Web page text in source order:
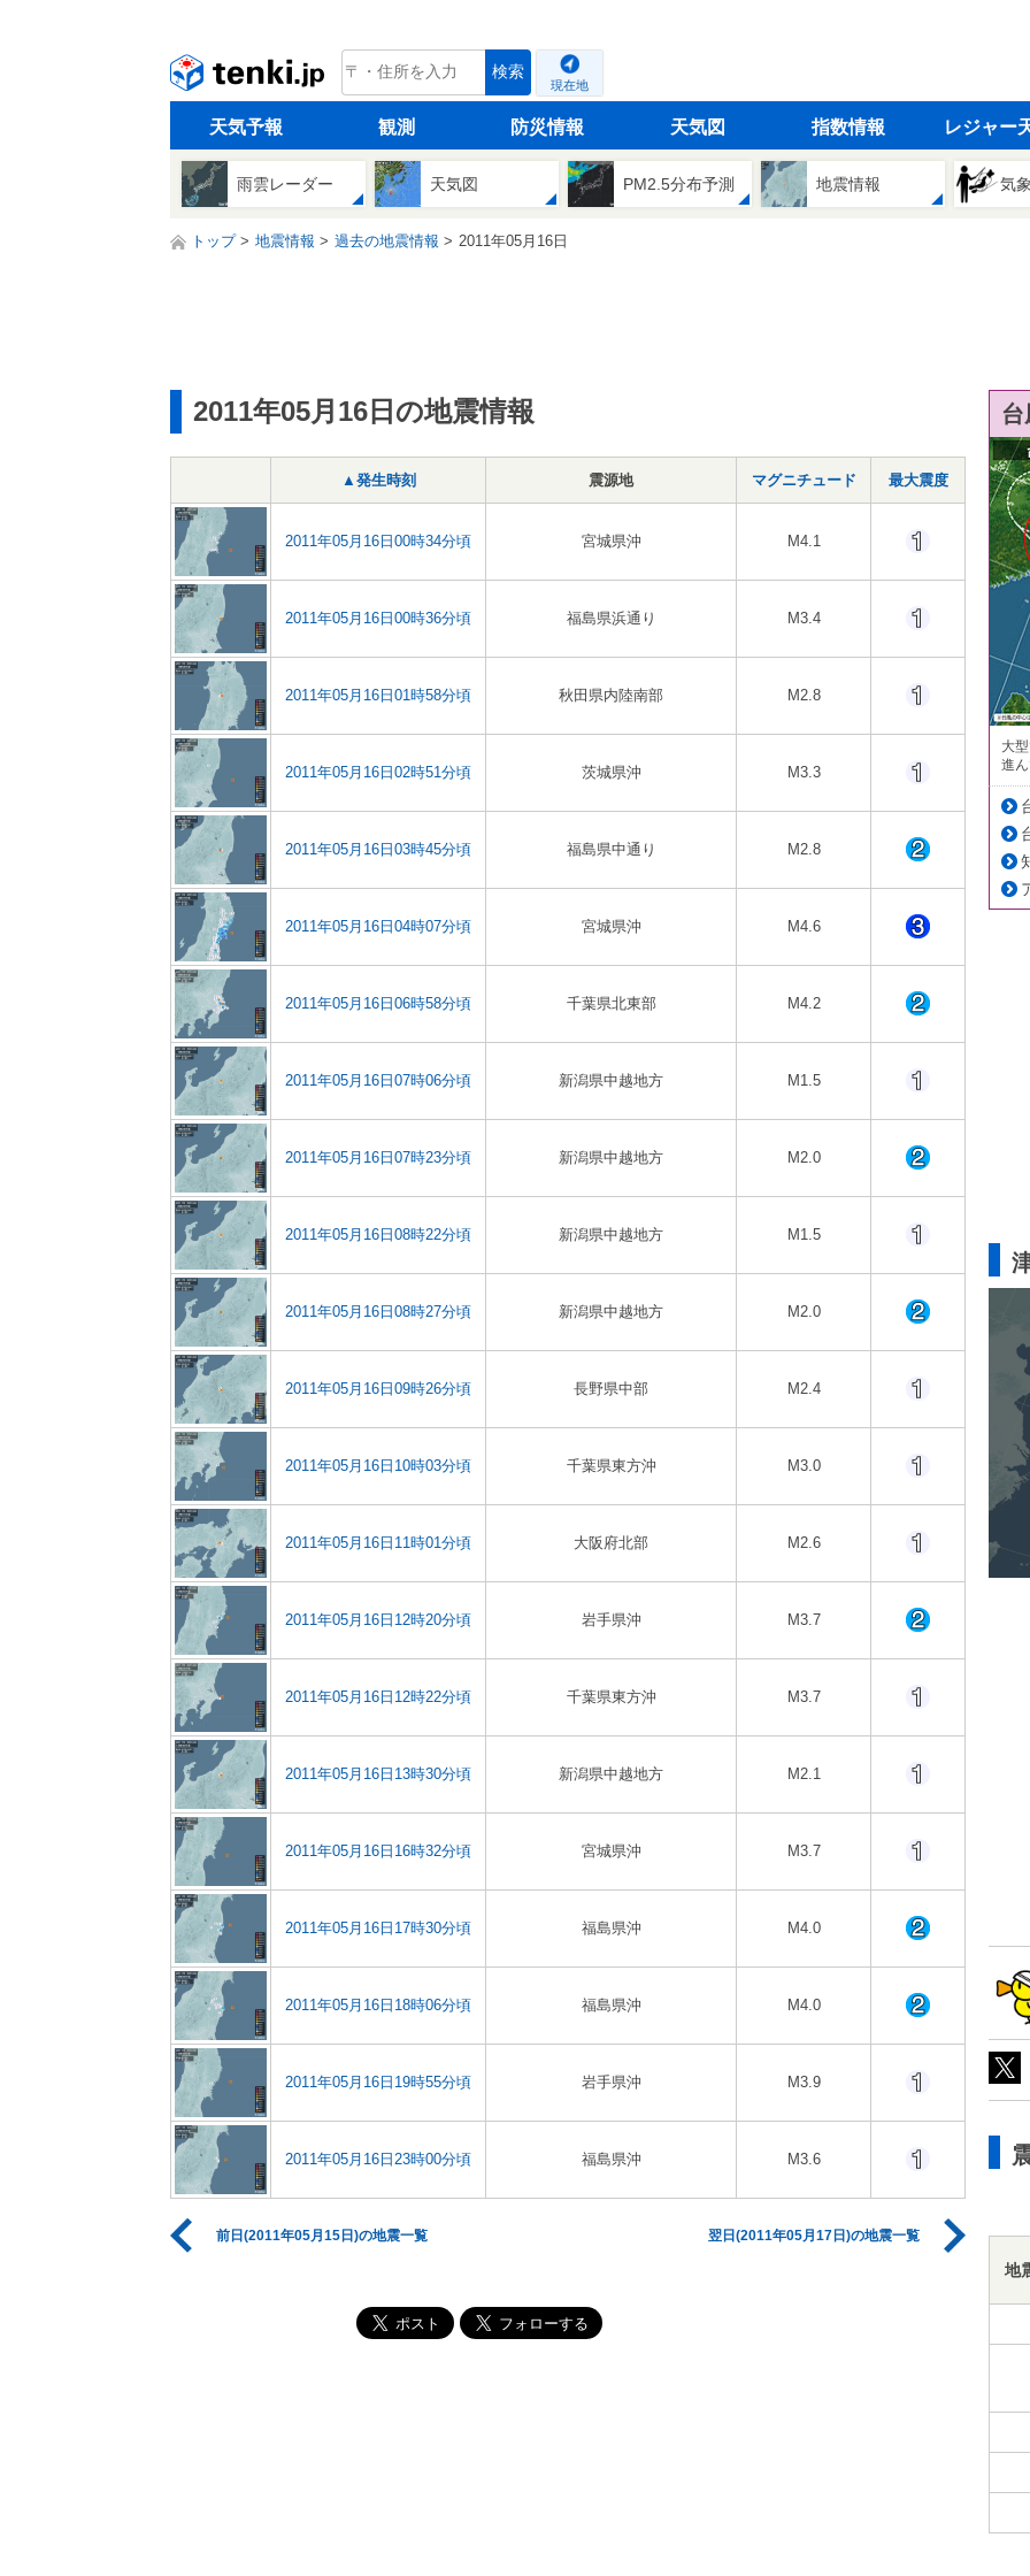
tenki.jp 検索
現在地
天気予報 観測 防災情報 天気図 指数情報 レジャー
雨雲レーダー 天気図 PM2.5分布予測 地震情報 気
トップ 地震情報 過去の地震情報 2011年05月16日
2011年05月16日の地震情報
▲発生時刻 震源地 マグニチュード 最大震度
2011年05月16日00時34分頃 宮城県沖 M4.1
2011年05月16日00時36分頃 福島県浜通り M3.4
2011年05月16日01時58分頃 秋田県内陸南部 M2.8
2011年05月16日02時51分頃 茨城県沖 M3.3
2011年05月16日03時45分頃 福島県中通り M2.8
2011年05月16日04時07分頃 宮城県沖 M4.6
2011年05月16日06時58分頃 千葉県北東部 M4.2
2011年05月16日07時06分頃 新潟県中越地方 M1.5
2011年05月16日07時23分頃 新潟県中越地方 M2.0
2011年05月16日08時22分頃 新潟県中越地方 M1.5
2011年05月16日08時27分頃 新潟県中越地方 M2.0
2011年05月16日09時26分頃 長野県中部 M2.4
2011年05月16日10時03分頃 千葉県東方沖 M3.0
2011年05月16日11時01分頃 大阪府北部 M2.6
2011年05月16日12時20分頃 岩手県沖 M3.7
2011年05月16日12時22分頃 千葉県東方沖 M3.7
2011年05月16日13時30分頃 新潟県中越地方 M2.1
2011年05月16日16時32分頃 宮城県沖 M3.7
2011年05月16日17時30分頃 福島県沖 M4.0
2011年05月16日18時06分頃 福島県沖 M4.0
2011年05月16日19時55分頃 岩手県沖 M3.9
2011年05月16日23時00分頃 福島県沖 M3.6
前日(2011年05月15日)の地震一覧 翌日(2011年05月17日)の地震一覧
大
進
地